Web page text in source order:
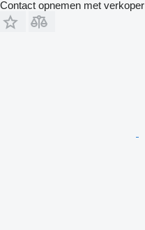
Contact opnemen met verkoper